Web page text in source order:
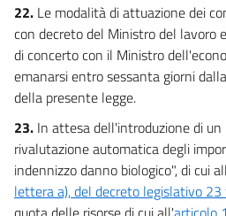
22. Le modalità di attuazione dei
con decreto del Ministro del lavoro
di concerto con il Ministro
emanarsi entro sessanta giorni
della presente legge.
23. In attesa dell'introduzione di un
rivalutazione automatica degli
indennizzo danno biologico", di cui
lettera a), del decreto legislativo